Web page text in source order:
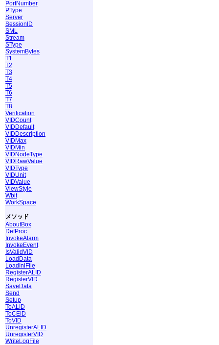
PortNumber
PType
Server
SessionID
SML
Stream
SType
SystemBytes
T1
T2
T3
T4
T5
T6
T7
T8
Verification
VIDCount
VIDDefault
VIDDescription
VIDMax
VIDMin
VIDNodeType
VIDRawValue
VIDType
VIDUnit
VIDValue
ViewStyle
Wbit
WorkSpace
メソッド
AboutBox
DefProc
InvokeAlarm
InvokeEvent
IsValidVID
LoadData
LoadIniFile
RegisterALID
RegisterVID
SaveData
Send
Setup
ToALID
ToCEID
ToVID
UnregisterALID
UnregisterVID
WriteLogFile